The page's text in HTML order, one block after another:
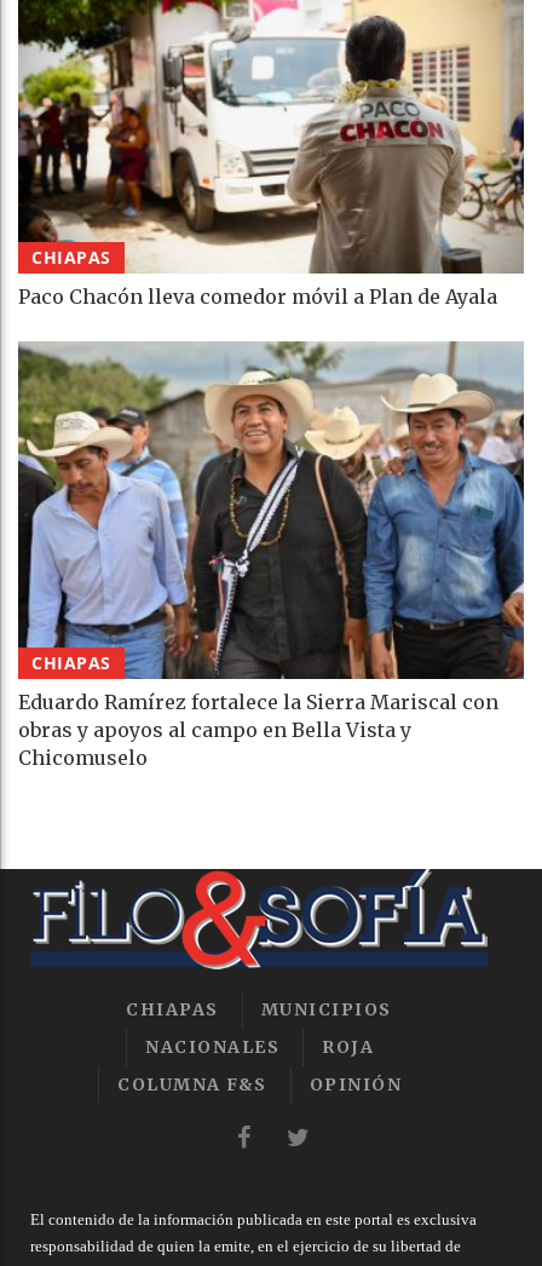
CHIAPAS
Paco Chacón lleva comedor móvil a Plan de Ayala
CHIAPAS
Eduardo Ramírez fortalece la Sierra Mariscal con
obras y apoyos al campo en Bella Vista y
Chicomuselo
CHIAPAS
MUNICIPIOS
NACIONALES
ROJA
COLUMNA F&S
OPINIÓN
El contenido de la información publicada en este portal es exclusiva
responsabilidad de quien la emite, en el ejercicio de su libertad de